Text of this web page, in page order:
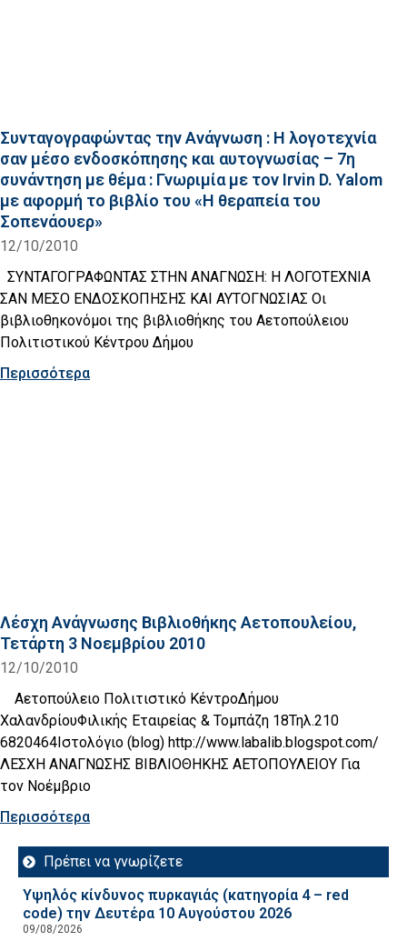
Συνταγογραφώντας την Ανάγνωση : Η λογοτεχνία
σαν μέσο ενδοσκόπησης και αυτογνωσίας – 7η
συνάντηση με θέμα : Γνωριμία με τον Irvin D. Yalom
με αφορμή το βιβλίο του «Η θεραπεία του
Σοπενάουερ»
12/10/2010
ΣΥΝΤΑΓΟΓΡΑΦΩΝΤΑΣ ΣΤΗΝ ΑΝΑΓΝΩΣΗ: Η ΛΟΓΟΤΕΧΝΙΑ
ΣΑΝ ΜΕΣΟ ΕΝΔΟΣΚΟΠΗΣΗΣ ΚΑΙ ΑΥΤΟΓΝΩΣΙΑΣ Οι
βιβλιοθηκονόμοι της βιβλιοθήκης του Αετοπούλειου
Πολιτιστικού Κέντρου Δήμου
Περισσότερα
Λέσχη Ανάγνωσης Βιβλιοθήκης Αετοπουλείου,
Τετάρτη 3 Νοεμβρίου 2010
12/10/2010
Αετοπούλειο Πολιτιστικό ΚέντροΔήμου
ΧαλανδρίουΦιλικής Εταιρείας & Τομπάζη 18Τηλ.210
6820464Ιστολόγιο (blog) http://www.labalib.blogspot.com/
ΛΕΣΧΗ ΑΝΑΓΝΩΣΗΣ ΒΙΒΛΙΟΘΗΚΗΣ ΑΕΤΟΠΟΥΛΕΙΟΥ Για
τον Νοέμβριο
Περισσότερα
Πρέπει να γνωρίζετε
Υψηλός κίνδυνος πυρκαγιάς (κατηγορία 4 – red
code) την Δευτέρα 10 Αυγούστου 2026
09/08/2026